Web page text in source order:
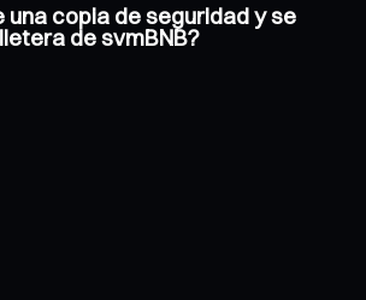
una copia de seguridad y se
de svmBNB?